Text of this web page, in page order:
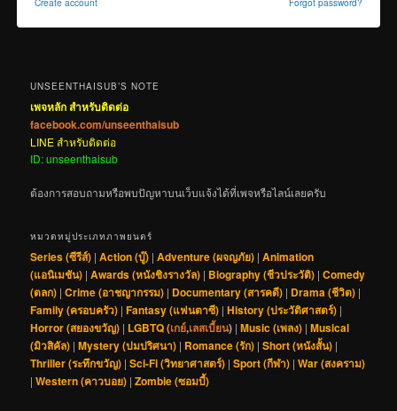
UNSEENTHAISUB’S NOTE
เพจหลัก สำหรับติดต่อ
facebook.com/unseenthaisub
LINE สำหรับติดต่อ
ID: unseenthaisub
ต้องการสอบถามหรือพบปัญหาบนเว็บแจ้งได้ที่เพจหรือไลน์เลยครับ
หมวดหมู่ประเภทภาพยนตร์
Series (ซีรีส์) |Action (บู๊) |Adventure (ผจญภัย) |Animation
(แอนิเมชัน) |Awards (หนังชิงรางวัล) | Biography (ชีวประวัติ) |Comedy
(ตลก) |Crime (อาชญากรรม) | Documentary (สารคดี) | Drama (ชีวิต) |
Family (ครอบครัว) |Fantasy (แฟนตาซี) |History (ประวัติศาสตร์) |
Horror (สยองขวัญ) | LGBTQ (เกย์,เลสเบี้ยน) |Music (เพลง) |Musical
(มิวสิคัล) |Mystery (ปมปริศนา) | Romance (รัก) |Short (หนังสั้น) |
Thriller (ระทึกขวัญ) |Sci-Fi (วิทยาศาสตร์) |Sport (กีฬา) |War (สงคราม)
|Western (คาวบอย) |Zombie (ซอมบี้)